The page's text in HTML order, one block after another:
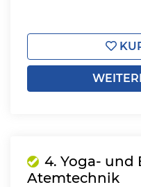
4. Yoga- und
Atemtechnik